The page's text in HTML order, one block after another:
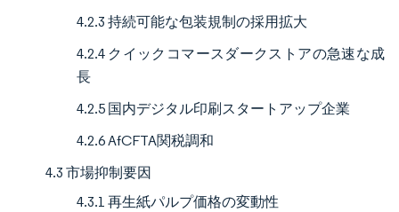
4.2.3 持続可能な包装規制の採用拡大
4.2.4 クイックコマースダークストアの急速な成
長
4.2.5 国内デジタル印刷スタートアップ企業
4.2.6 AfCFTA関税調和
4.3 市場抑制要因
4.3.1 再生紙パルプ価格の変動性